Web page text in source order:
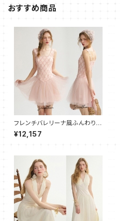
おすすめ商品
フレンチバレリーナ風ふんわりチ
ュールキャミワンピース
¥12,157